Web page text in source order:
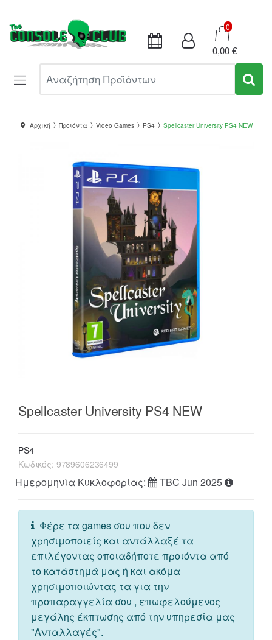
Καλάθι
0
0,00 €
Αρχική Προϊόντα Video Games PS4 Spellcaster University PS4 NEW
Spellcaster University PS4 NEW
PS4
Κωδικός: 9789606236499
Ημερομηνία Κυκλοφορίας: TBC Jun 2025
Φέρε τα games σου που δεν
χρησιμοποιείς και αντάλλαξέ τα
επιλέγοντας οποιαδήποτε προιόντα από
το κατάστημά μας ή και ακόμα
χρησιμοποιώντας τα για την
προπαραγγελία σου , επωφελούμενος
μεγάλης έκπτωσης από την υπηρεσία μας
"Ανταλλαγές".